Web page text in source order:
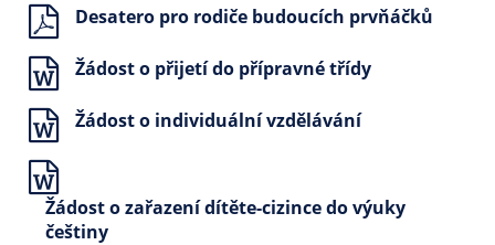
Desatero pro rodiče budoucích prvňáčků
Žádost o přijetí do přípravné třídy
Žádost o individuální vzdělávání
Žádost o zařazení dítěte-cizince do výuky
češtiny